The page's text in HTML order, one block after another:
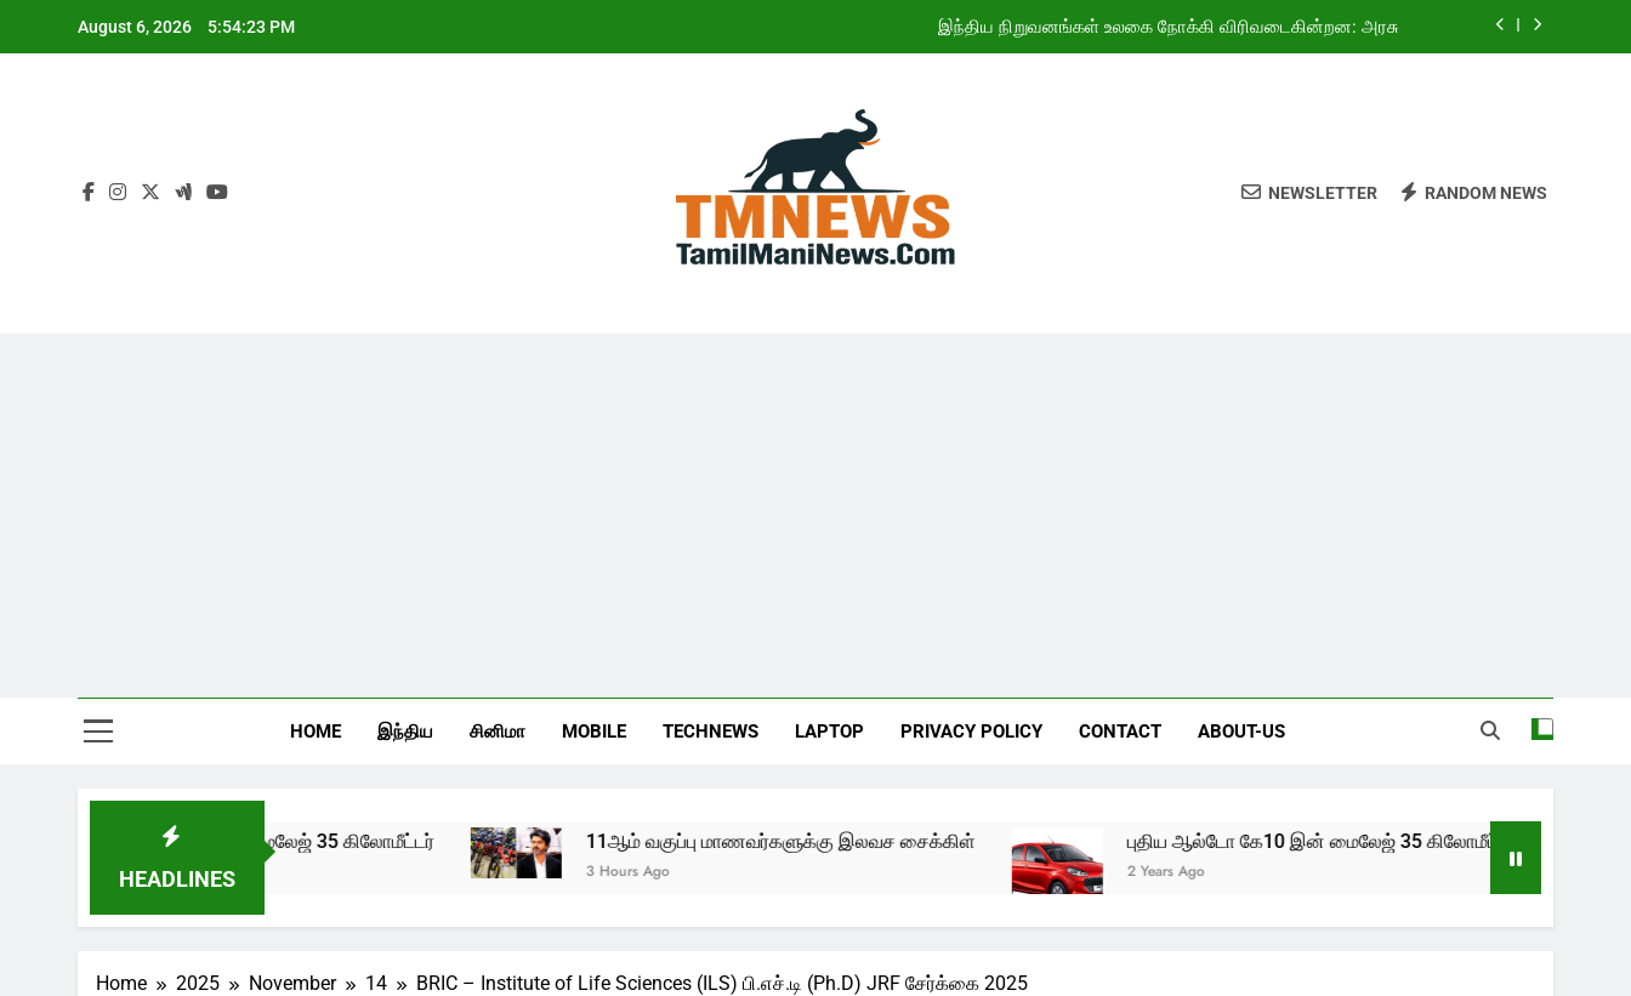
August 6, 2026 5:54:24 PM இந்திய நிறுவனங்கள் உலகை நோக்கி விரிவடைகின்றன: அரசு
11ஆம் வகுப்பு மாணவர்களுக்கு இலவச சைக்கிள்
இந்திய நிறுவனங்கள் உலகை நோக்கி விரிவடைகின்றன: அரசு
NEWSLETTER RANDOM NEWS
HOME இந்திய சினிமா MOBILE TECHNEWS LAPTOP PRIVACY POLICY CONTACT ABOUT-US
HEADLINES
ஆல்டோ கே10 இன் மைலேஜ் 35 கிலோமீட்டர் 11ஆம் வகுப்பு மாணவர்களுக்கு இலவச சைக்கிள்
3 Hours Ago
புதிய ஆல்டோ கே10 இன் மைலேஜ் 35 கிலோமீட்டர்
2 Years Ago
Home 2025 November 14 BRIC – Institute of Life Sciences (ILS) பி.எச்.டி (Ph.D) JRF சேர்க்கை 2025